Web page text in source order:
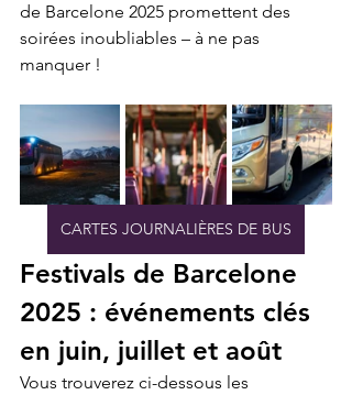
de Barcelone 2025 promettent des
soirées inoubliables – à ne pas
manquer !
CARTES JOURNALIÈRES DE BUS
Festivals de Barcelone
2025 : événements clés
en juin, juillet et août
Vous trouverez ci-dessous les